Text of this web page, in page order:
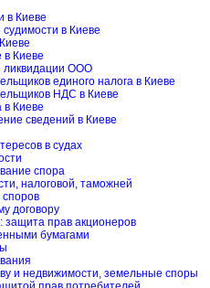
в Киеве
в Киеве
в Киеве
ликвидации ООО
единого налога в Киеве
НДС в Киеве
в Киеве
сведений в Киеве
в судах
спора
налоговой, таможней
договору
защита прав акционеров
бумагами
и недвижимости, земельные споры